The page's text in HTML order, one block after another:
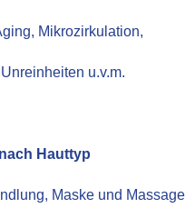
Mikrozirkulation,
u.v.m.
Hauttyp
Maske und Massage